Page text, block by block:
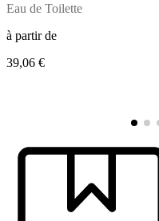
Eau de Toilette
à partir de
39,06 €